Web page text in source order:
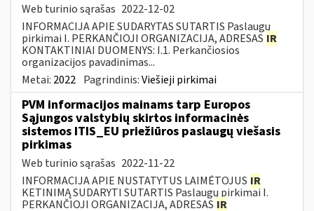
Web turinio sąrašas 2022-12-02
INFORMACIJA APIE SUDARYTAS SUTARTIS Paslaugų
pirkimai I. PERKANČIOJI ORGANIZACIJA, ADRESAS IR
KONTAKTINIAI DUOMENYS: I.1. Perkančiosios
organizacijos pavadinimas...
Metai: 2022 Pagrindinis:Viešieji pirkimai
PVM informacijos mainams tarp Europos
Sąjungos valstybių skirtos informacinės
sistemos ITIS_EU priežiūros paslaugų viešasis
pirkimas
Web turinio sąrašas 2022-11-22
INFORMACIJA APIE NUSTATYTUS LAIMĖTOJUS IR
KETINIMĄ SUDARYTI SUTARTIS Paslaugų pirkimai I.
PERKANČIOJI ORGANIZACIJA, ADRESAS IR